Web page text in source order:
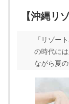
【沖縄リ
「リゾー
の時代に
ながら夏
働きたい
→生活用品